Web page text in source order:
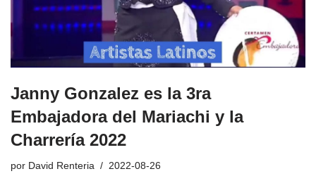
Janny Gonzalez es la 3ra
Embajadora del Mariachi y la
Charrería 2022
por David Renteria 2022-08-26